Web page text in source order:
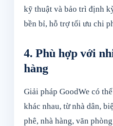
kỹ thuật và bảo trì định
bền bỉ, hỗ trợ tối ưu chi
4. Phù hợp với
hàng
Giải pháp GoodWe có
khác nhau, từ nhà dân,
phê, nhà hàng, văn